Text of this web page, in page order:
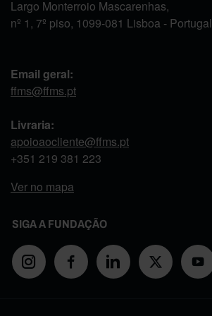
Largo Monterroio Mascarenhas,
nº 1, 7º piso, 1099-081 Lisboa - Portugal
Email geral:
ffms@ffms.pt
Livraria:
apoioaocliente@ffms.pt
+351 219 381 223
Ver no mapa
SIGA A FUNDAÇÃO